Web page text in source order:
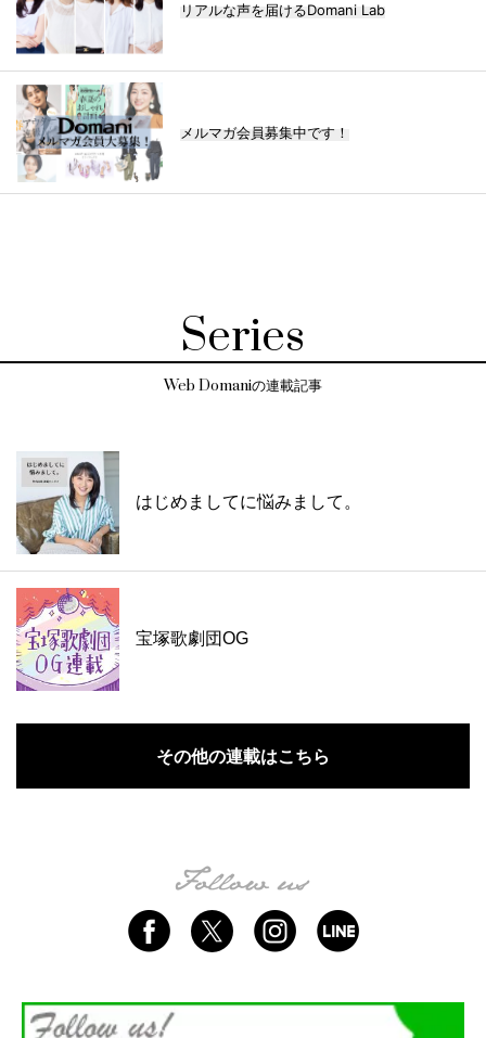
リアルな声を届けるDomani Lab
メルマガ会員募集中です！
Series
Web Domaniの連載記事
はじめましてに悩みまして。
宝塚歌劇団OG
その他の連載はこちら